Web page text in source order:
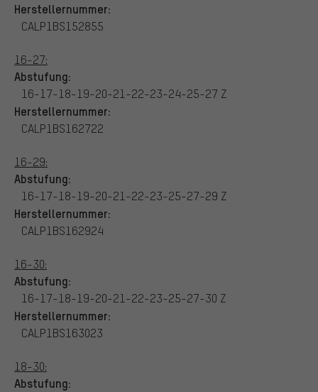
Herstellernummer:
CALP1BS152855
16-27:
Abstufung:
16-17-18-19-20-21-22-23-24-25-27 Z
Herstellernummer:
CALP1BS162722
16-29:
Abstufung:
16-17-18-19-20-21-22-23-25-27-29 Z
Herstellernummer:
CALP1BS162924
16-30:
Abstufung:
16-17-18-19-20-21-22-23-25-27-30 Z
Herstellernummer:
CALP1BS163023
18-30:
Abstufung: